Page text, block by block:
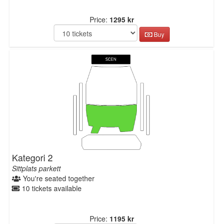
Price: 1295 kr
Buy
Kategori 2
Sittplats parkett
You're seated together
10 tickets available
Price: 1195 kr